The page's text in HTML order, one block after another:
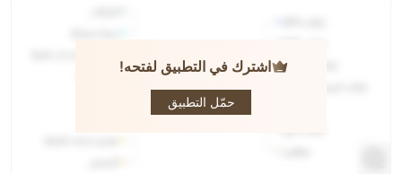
اشترك في التطبيق لفتحه!
حمّل التطبيق